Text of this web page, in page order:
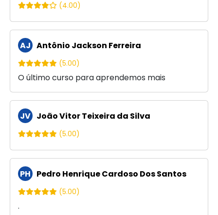
(4.00)
AJ Antônio Jackson Ferreira
(5.00)
O último curso para aprendemos mais
JV João Vitor Teixeira da Silva
(5.00)
PH Pedro Henrique Cardoso Dos Santos
(5.00)
.